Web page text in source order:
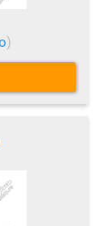
)